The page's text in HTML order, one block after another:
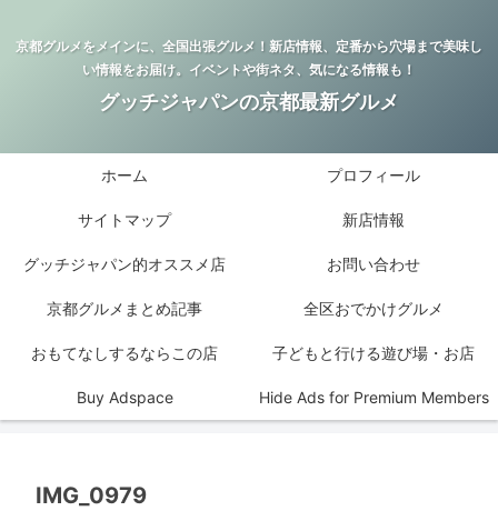
京都グルメをメインに、全国出張グルメ！新店情報、定番から穴場まで美味し
い情報をお届け。イベントや街ネタ、気になる情報も！
グッチジャパンの京都最新グルメ
ホーム プロフィール
サイトマップ 新店情報
グッチジャパン的オススメ店 お問い合わせ
京都グルメまとめ記事 全区おでかけグルメ
おもてなしするならこの店 子どもと行ける遊び場・お店
Buy Adspace Hide Ads for Premium Members
IMG_0979